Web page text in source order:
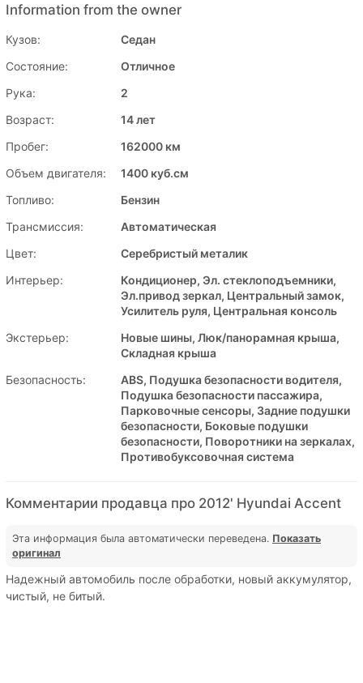
Information from the owner
Кузов:
Седан
Состояние:
Отличное
Рука:
2
Возраст:
14 лет
Пробег:
162000 км
Объем двигателя:
1400 куб.см
Топливо:
Бензин
Трансмиссия:
Автоматическая
Цвет:
Серебристый металик
Интерьер:
Кондиционер, Эл. стеклоподъемники,
Эл.привод зеркал, Центральный замок,
Усилитель руля, Центральная консоль
Экстерьер:
Новые шины, Люк/панорамная крыша,
Складная крыша
Безопасность:
ABS, Подушка безопасности водителя,
Подушка безопасности пассажира,
Парковочные сенсоры, Задние подушки
безопасности, Боковые подушки
безопасности, Поворотники на зеркалах,
Противобуксовочная система
Комментарии продавца про 2012' Hyundai Accent
Эта информация была автоматически переведена. Показать
оригинал
Надежный автомобиль после обработки, новый аккумулятор,
чистый, не битый.